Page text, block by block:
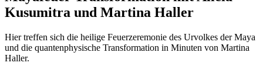
Kusumitra und Martina Haller
Hier treffen sich die heilige Feuerzeremonie des Urvolkes der Maya
und die quantenphysische Transformation in Minuten von Martina
Haller.